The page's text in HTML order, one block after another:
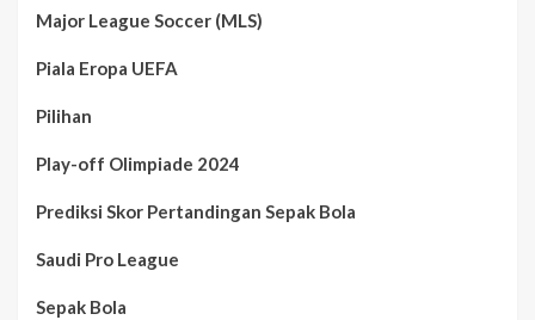
Major League Soccer (MLS)
Piala Eropa UEFA
Pilihan
Play-off Olimpiade 2024
Prediksi Skor Pertandingan Sepak Bola
Saudi Pro League
Sepak Bola